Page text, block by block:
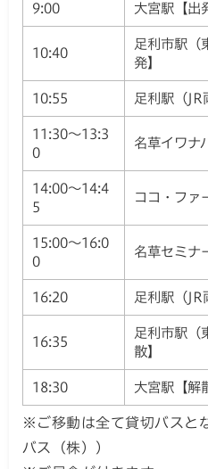
9:00 大宮駅【出
10:40
足利市駅（
発】
10:55 足利駅（JR
11:30～13:3
0
名草イワナ
14:00～14:4
5
ココ・ファ
15:00～16:0
0
名草セミナ
16:20 足利駅（JR
16:35
足利市駅（
散】
18:30 大宮駅【解
※ご移動は全て貸切バスと
バス（株））